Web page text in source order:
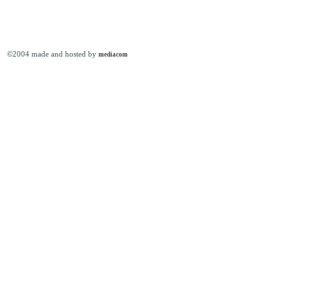
©2004 made and hosted by mediacom